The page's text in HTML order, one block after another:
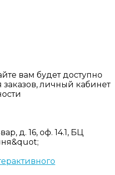
вам будет доступно
личный кабинет
д. 16, оф. 14.1, БЦ